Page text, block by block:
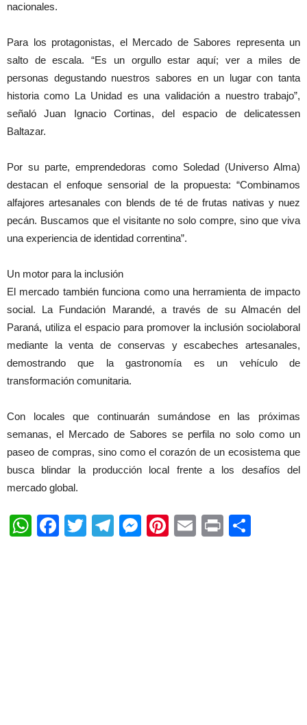
nacionales.
Para los protagonistas, el Mercado de Sabores representa un
salto de escala. “Es un orgullo estar aquí; ver a miles de
personas degustando nuestros sabores en un lugar con tanta
historia como La Unidad es una validación a nuestro trabajo”,
señaló Juan Ignacio Cortinas, del espacio de delicatessen
Baltazar.
Por su parte, emprendedoras como Soledad (Universo Alma)
destacan el enfoque sensorial de la propuesta: “Combinamos
alfajores artesanales con blends de té de frutas nativas y nuez
pecán. Buscamos que el visitante no solo compre, sino que viva
una experiencia de identidad correntina”.
Un motor para la inclusión
El mercado también funciona como una herramienta de impacto
social. La Fundación Marandé, a través de su Almacén del
Paraná, utiliza el espacio para promover la inclusión sociolaboral
mediante la venta de conservas y escabeches artesanales,
demostrando que la gastronomía es un vehículo de
transformación comunitaria.
Con locales que continuarán sumándose en las próximas
semanas, el Mercado de Sabores se perfila no solo como un
paseo de compras, sino como el corazón de un ecosistema que
busca blindar la producción local frente a los desafíos del
mercado global.
WhatsApp
Facebook
TwitterTelegram
Messenger
Pinterest
EmailPrint